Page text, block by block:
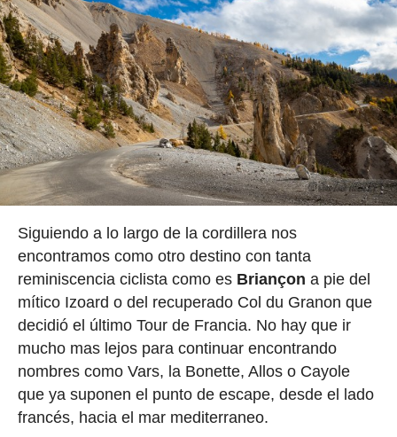
Siguiendo a lo largo de la cordillera nos
encontramos como otro destino con tanta
reminiscencia ciclista como es Briançon a pie del
mítico Izoard o del recuperado Col du Granon que
decidió el último Tour de Francia. No hay que ir
mucho mas lejos para continuar encontrando
nombres como Vars, la Bonette, Allos o Cayole
que ya suponen el punto de escape, desde el lado
francés, hacia el mar mediterraneo.